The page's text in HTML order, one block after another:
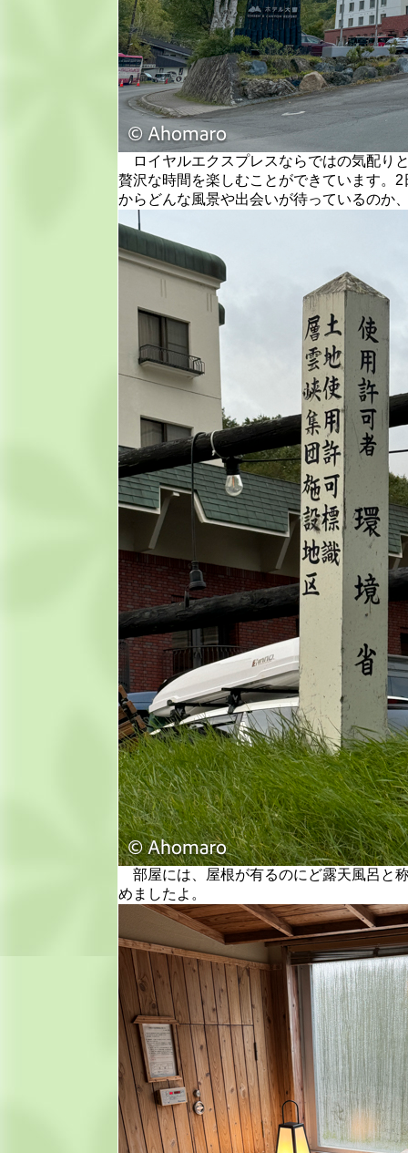
ロイヤルエクスプレスならではの気配り
贅沢な時間を楽しむことができています。
からどんな風景や出会いが待っているのか
部屋には、屋根が有るのにど露天風呂と
めましたよ。